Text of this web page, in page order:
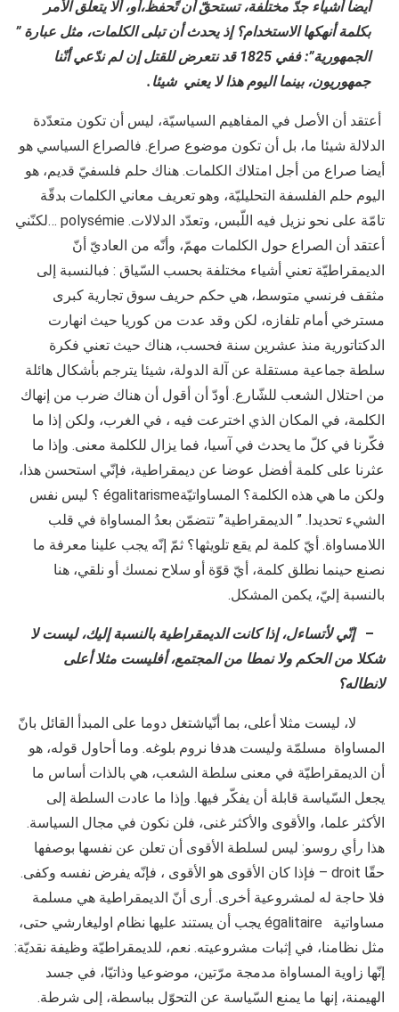
أيضا أشياء جدّ مختلفة، تستحقّ أن تًحفظ،أو، ألا يتعلّق الأمر
بكلمة أنهكها الاستخدام؟ إذ يحدث أن تبلى الكلمات، مثل عبارة ”
الجمهورية”: ففي 1825 قد نتعرض للقتل إن لم ندّعي أنّنا
جمهوريون، بينما اليوم هذا لا يعني شيئا.
أعتقد أن الأصل في المفاهيم السياسيّة، ليس أن تكون متعدّدة
الدلالة شيئا ما، بل أن تكون موضوع صراع. فالصراع السياسي هو
أيضا صراع من أجل امتلاك الكلمات. هناك حلم فلسفيّ قديم، هو
اليوم حلم الفلسفة التحليليّة، وهو تعريف معاني الكلمات بدقّة
تامّة على نحو نزيل فيه اللّبس، وتعدّد الدلالات. polysémie …لكنّني
أعتقد أن الصراع حول الكلمات مهمّ، وأنّه من العاديّ أنّ
الديمقراطيّة تعني أشياء مختلفة بحسب السّياق : فبالنسبة إلى
مثقف فرنسي متوسط، هي حكم حريف سوق تجارية كبرى
مسترخي أمام تلفازه، لكن وقد عدت من كوريا حيث انهارت
الدكتاتورية منذ عشرين سنة فحسب، هناك حيث تعني فكرة
سلطة جماعية مستقلة عن آلة الدولة، شيئا يترجم بأشكال هائلة
من احتلال الشعب للشّارع. أودّ أن أقول أن هناك ضرب من إنهاك
الكلمة، في المكان الذي اخترعت فيه ، في الغرب، ولكن إذا ما
فكّرنا في كلّ ما يحدث في آسيا، فما يزال للكلمة معنى. وإذا ما
عثرنا على كلمة أفضل عوضا عن ديمقراطية، فإنّي استحسن هذا،
ولكن ما هي هذه الكلمة؟ المساواتيّةégalitarisme ؟ ليس نفس
الشيء تحديدا. ” الديمقراطية” تتضمّن بعدُ المساواة في قلب
اللامساواة. أيّ كلمة لم يقع تلويثها؟ ثمّ إنّه يجب علينا معرفة ما
نصنع حينما نطلق كلمة، أيّ قوّة أو سلاح نمسك أو نلقي، هنا
بالنسبة إليّ، يكمن المشكل.
–إنّي لأتساءل، إذا كانت الديمقراطية بالنسبة إليك، ليست لا
شكلا من الحكم ولا نمطا من المجتمع، أفليست مثلا أعلى
لانطاله؟
لا، ليست مثلا أعلى، بما أنّياشتغل دوما على المبدأ القائل بانّ
المساواة مسلمّة وليست هدفا نروم بلوغه. وما أحاول قوله، هو
أن الديمقراطيّة في معنى سلطة الشعب، هي بالذات أساس ما
يجعل السّياسة قابلة أن يفكّر فيها. وإذا ما عادت السلطة إلى
الأكثر علما، والأقوى والأكثر غنى، فلن نكون في مجال السياسة.
هذا رأي روسو: ليس لسلطة الأقوى أن تعلن عن نفسها بوصفها
حقّا droit – فإذا كان الأقوى هو الأقوى ، فإنّه يفرض نفسه وكفى.
فلا حاجة له لمشروعية أخرى. أرى أنّ الديمقراطية هي مسلمة
مساواتية égalitaire يجب أن يستند عليها نظام اوليغارشي حتى،
مثل نظامنا، في إثبات مشروعيته. نعم، للديمقراطيّة وظيفة نقديّة:
إنّها زاوية المساواة مدمجة مرّتين، موضوعيا وذاتيّا، في جسد
الهيمنة، إنها ما يمنع السّياسة عن التحوّل بباسطة، إلى شرطة.